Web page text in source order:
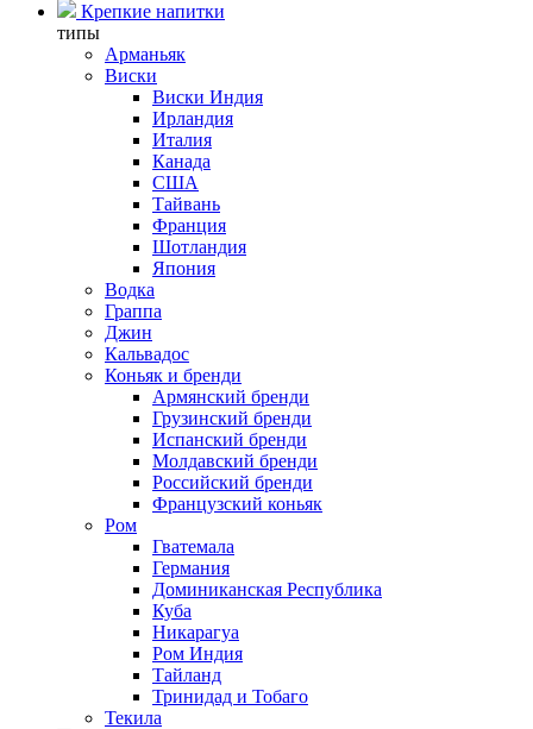
Крепкие напитки
типы
Арманьяк
Виски
Виски Индия
Ирландия
Италия
Канада
США
Тайвань
Франция
Шотландия
Япония
Водка
Граппа
Джин
Кальвадос
Коньяк и бренди
Армянский бренди
Грузинский бренди
Испанский бренди
Молдавский бренди
Российский бренди
Французский коньяк
Ром
Гватемала
Германия
Доминиканская Республика
Куба
Никарагуа
Ром Индия
Тайланд
Тринидад и Тобаго
Текила